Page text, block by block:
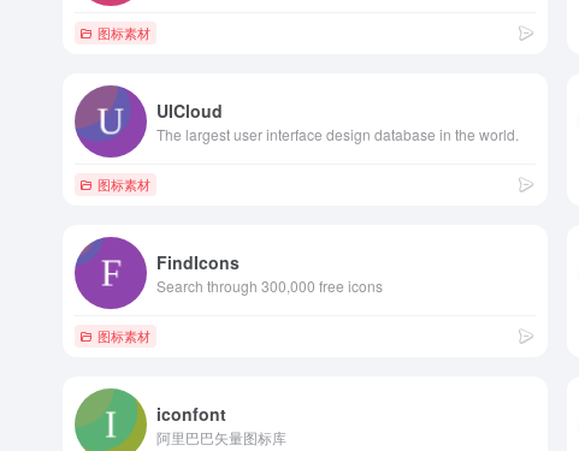
图标素材
UICloud
The largest user interface design database in the world.
图标素材
FindIcons
Search through 300,000 free icons
图标素材
iconfont
阿里巴巴矢量图标库